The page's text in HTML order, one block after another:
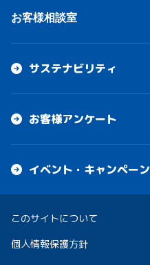
お客様相談室
サステナビリティ
お客様アンケート
イベント・キャンペーン
このサイトについて
個人情報保護方針